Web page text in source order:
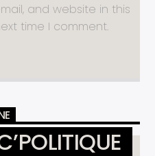
and website in this
time I comment.